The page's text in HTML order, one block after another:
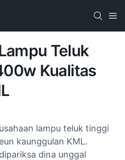
Teluk
Kualitas
lampu teluk tinggi
kaunggulan KML.
dina unggal